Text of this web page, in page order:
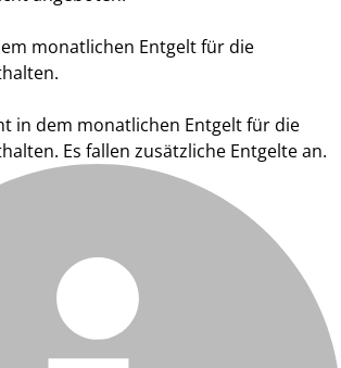
monatlichen Entgelt für die
in dem monatlichen Entgelt für die
Es fallen zusätzliche Entgelte an.